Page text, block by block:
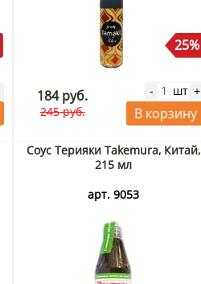
25%
184 руб.
245 руб.
- шт +
В корзину
Соус Терияки Takemura, Китай,
215 мл
арт. 9053